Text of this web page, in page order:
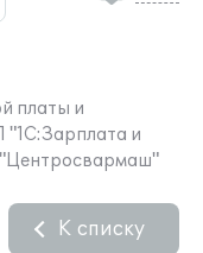
платы и
"1С:Зарплата и
К списку